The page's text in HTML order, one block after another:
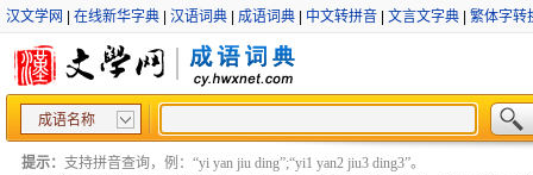
汉文学网 在线新华字典 汉语词典 成语词典 中文转拼音 文言文字典 繁体字转
成语名称
提示： 支持拼音查询，例：“yi yan jiu ding”;“yi1 yan2 jiu3 ding3”。